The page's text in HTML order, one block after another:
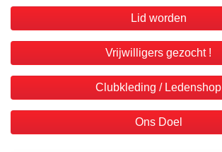
Lid worden
Vrijwilligers gezocht !
Clubkleding / Ledenshop
Ons Doel